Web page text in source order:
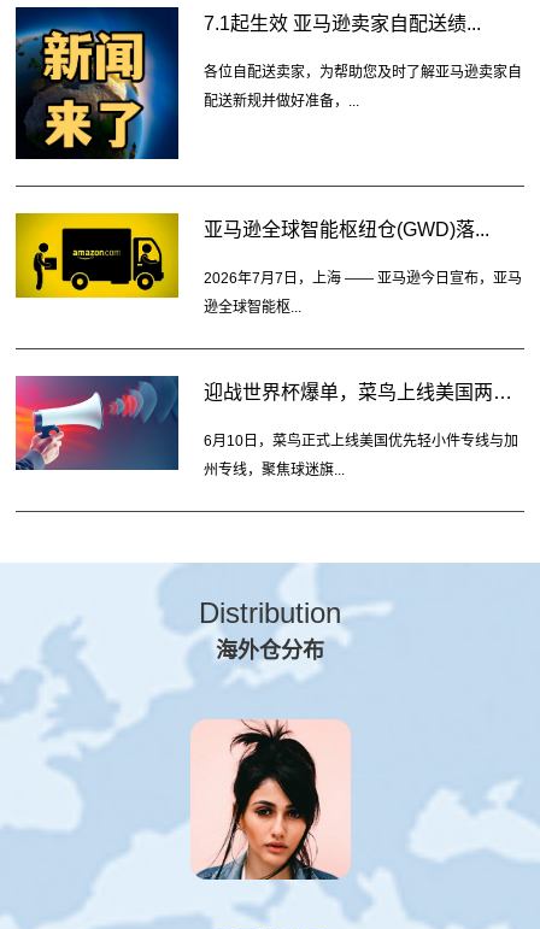
7.1起生效 亚马逊卖家自配送绩...
各位自配送卖家，为帮助您及时了解亚马逊卖家自
配送新规并做好准备，...
亚马逊全球智能枢纽仓(GWD)落...
2026年7月7日，上海 —— 亚马逊今日宣布，亚马
逊全球智能枢...
迎战世界杯爆单，菜鸟上线美国两大...
6月10日，菜鸟正式上线美国优先轻小件专线与加
州专线，聚焦球迷旗...
Distribution
海外仓分布